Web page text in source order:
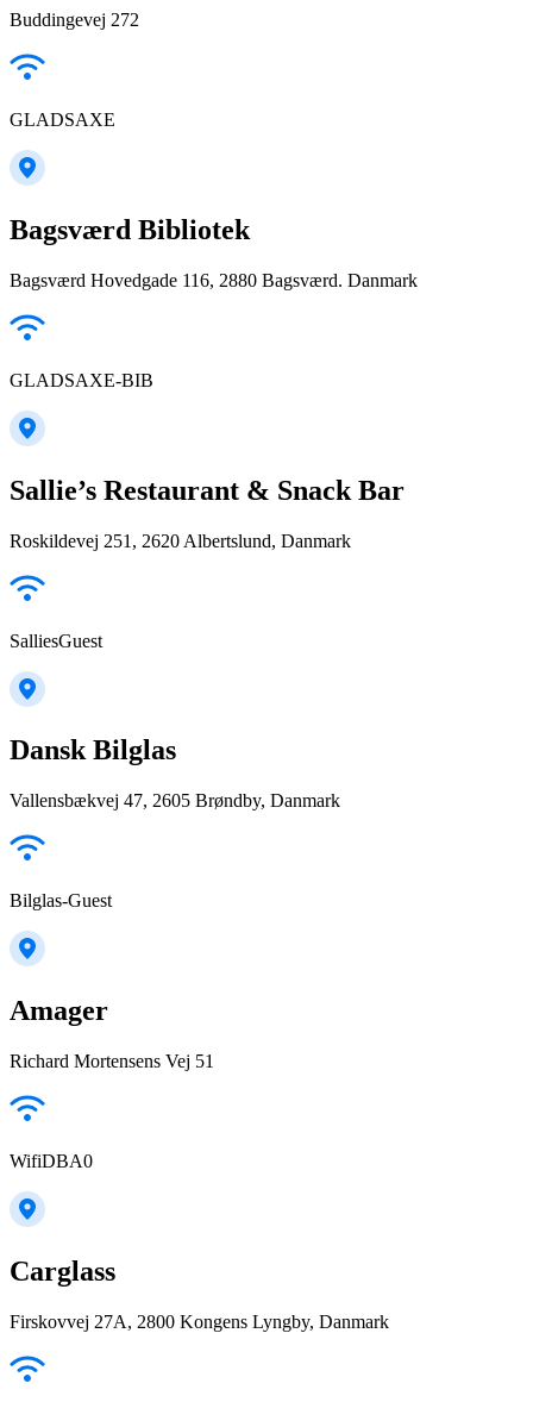
Buddingevej 272
GLADSAXE
Bagsværd Bibliotek
Bagsværd Hovedgade 116, 2880 Bagsværd. Danmark
GLADSAXE-BIB
Sallie’s Restaurant & Snack Bar
Roskildevej 251, 2620 Albertslund, Danmark
SalliesGuest
Dansk Bilglas
Vallensbækvej 47, 2605 Brøndby, Danmark
Bilglas-Guest
Amager
Richard Mortensens Vej 51
WifiDBA0
Carglass
Firskovvej 27A, 2800 Kongens Lyngby, Danmark